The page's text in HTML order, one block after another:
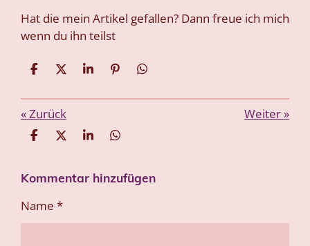
Hat die mein Artikel gefallen? Dann freue ich mich
wenn du ihn teilst
T
i
l
n
T
i
l
n
T
i
n
P
n
T
i
«Zurück Weiter»
T
l
n
T
l
n
T
l
T
l
Kommentar hinzufügen
Name *